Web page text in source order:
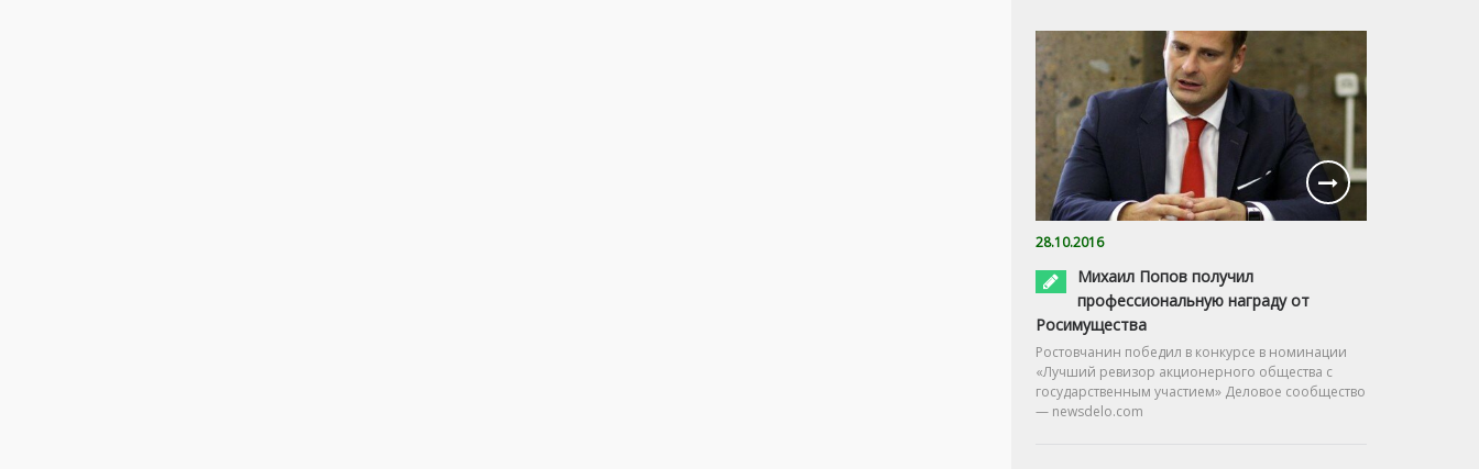
28.10.2016
Михаил Попов получил
профессиональную награду от
Росимущества
Ростовчанин победил в конкурсе в номинации
«Лучший ревизор акционерного общества с
государственным участием» Деловое сообщество
— newsdelo.com